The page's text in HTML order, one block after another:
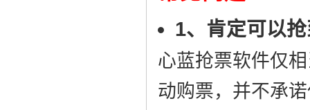
1、肯定可以
心蓝抢票软件仅
动购票，并不承